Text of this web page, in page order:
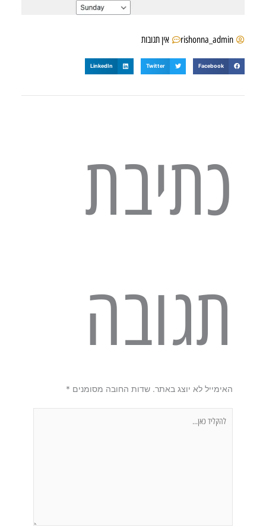
rishonna_admin אין תגובות
Facebook
Twitter
LinkedIn
כתיבת
תגובה
האימייל לא יוצג באתר. שדות החובה מסומנים *
כאן...